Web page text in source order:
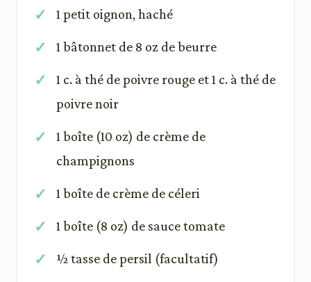
1 petit oignon, haché
1 bâtonnet de 8 oz de beurre
1 c. à thé de poivre rouge et 1 c. à thé de
poivre noir
1 boîte (10 oz) de crème de
champignons
1 boîte de crème de céleri
1 boîte (8 oz) de sauce tomate
½ tasse de persil (facultatif)